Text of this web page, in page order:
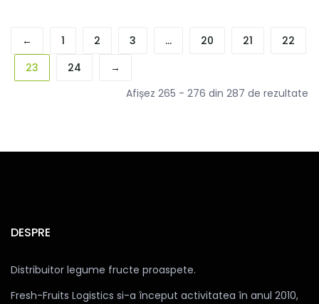
← 1 2 3 … 20 21
22
23
24
→
Afișez 265 - 276 din 287 de rezultate
DESPRE
Distribuitor legume fructe proaspete.
Fresh-Fruits Logistics si-a început activitatea în anul 2010,